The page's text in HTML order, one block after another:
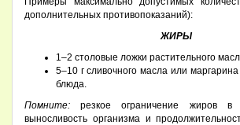
дополнительных противопоказаний):
ЖИРЫ
1–2 столовые ложки растительного
5–10 г сливочного масла или
блюда.
Помните:резкое ограничение жиров в
выносливость организма и